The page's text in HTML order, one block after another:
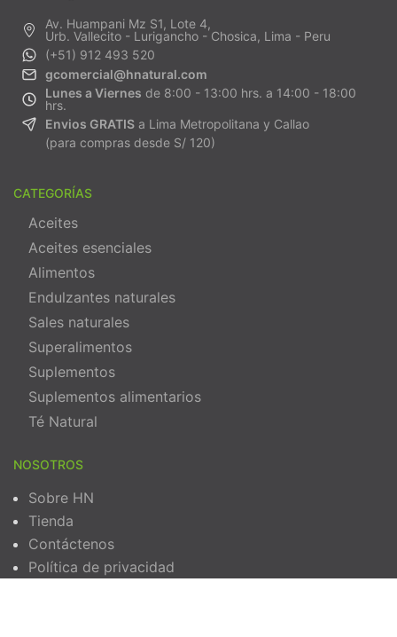
Av. Huampani Mz S1, Lote 4,
Urb. Vallecito - Lurigancho - Chosica, Lima - Peru
(+51) 912 493 520
gcomercial@hnatural.com
Lunes a Viernes de 8:00 - 13:00 hrs. a 14:00 - 18:00
hrs.
Envios GRATIS a Lima Metropolitana y Callao
(para compras desde S/ 120)
CATEGORÍAS
Aceites
Aceites esenciales
Alimentos
Endulzantes naturales
Sales naturales
Superalimentos
Suplementos
Suplementos alimentarios
Té Natural
NOSOTROS
Sobre HN
Tienda
Contáctenos
Política de privacidad